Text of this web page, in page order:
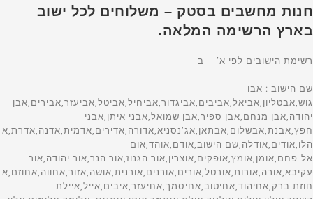
חנות מחשבים בסטק – משלוחים לכל ישוב
בארץ הרשימה המלאה.
רשימת הישובים לפי א’ – ב
שם הישוב : אבו גוש,אבטליון,אביאל,אביבים,אביגדור,אביחיל,אביטל,אביעזר,אבירים,אבן יהודה,אבן מנחם,אבן ספיר,אבן שמואל,אבני איתן,אבני חפץ,אבנת,אבשלום,אבתאן,אג’נסניא,אדורה,אדירים,אדמית,אדנה,אדרת,אהלו,אודים,אודלה,שם הישוב,אודם,אוהד,אום אל-פחם,אומן,אומץ,אופקים,אוצרין,אור הגנוז,אור הנר,אור יהודה,אור עקיבא,אורה,אורות,אורטל,אורים,אורנים,אורנית,אושה,אזור,אחווה,אחוזם,אחוזת ברק,אחיהוד,אחיטוב,אחיסמך,אחיעזר,איבים,אייל,איילת השחר,אילון,אילות,אילניה,אילת,איתמר,איתן,איתנים,,אלומה,אלומות,אלון הגליל,אלון מורה,אלון שבות,אלוני אבא,אלוני הבשן,אלוני יצחק,אלונים,אלי-עד,אלי סיני,אליכין,אליפז,אליפלט,אליקים,אלישיב,אלישמע,אלמגור,אלמוג,אלעד,אלעזר,אלפי מנשה,אלקוש,אלקנה,אמונים,אמירים,אמנון,אמציה,אפיק,אפיקים,אפעל בית אב,אפעל מרכז ס,אפק,אפרתה,ארבל,ארגמן,ארז,ארטאס,אריאל,ארסוף,אשבול,אשבל,אשדוד,אשדות יעקב )איחוד(,אשדות יעקב )מאוחד(,אשחר,אשכולות,אשל הנשיא,אשלים,אשקלון,אשרת,אשתאול,אתגר,אתר מצדה,באקה,באקה אל-גרביה,באקה אל שרק,באר אורה,באר גנים,באר טוביה,באר יעקב,באר מילכה,באר שבע,בארות יצחק,בארותיים,בארי,בדולח,רשימת הישובים לפי א’ – ב’,שם הישוב,בוסתן הגליל,בועיינה-נוגידאת,בוקעאתא,בורגתה,בורהאם,בורין,בורקה,בזאריה,בחן,בטחה,ביאדה,ביוכי,ביצרון,ביר א נצב,ביר מער,ביר נבאלא,בית אורן,בית איבא,בית אכסא,בית אל,שם הישוב,בית אל ב,בית אללו,בית אלעזרי,בית אלפא,בית אמין,בית אריה,בית ברל,,בית גוברין,בית גמליאל,בית גן,בית דגן,בית הגדי,בית הלוי,בית הלל,בית העמק,בית הערבה,בית השיטה,בית זית,בית זרע,בית חורון,בית חירות,בית חלקיה,בית חנן,בית חנניה,בית חשמונאי,בית יהושע,בית יוסף,בית ינאי,בית יצחק-שער חפר,בית לחם הגלילית,בית ליד,שם הישוב,בית מאיר,,בית נחמיה,בית ניר,בית נקופה,בית סירא,בית עובד,בית עוזיאל,בית עזרא,בית עריף,בית צבי,בית קמה,בית קשת,בית רבן,בית רימון,בית שאן,בית שמש,בית שערים,בית שקמה,ביתין,ביתן אהרן,ביתר עילית,בכורה,בלפוריה,בן זכאי,בן עמי,בן שמן )כפר נוער(,שם הישוב,בן שמן )מושב(,בני ברק,בני דקלים,בני דרום,בני דרור,בני יהודה,בני נעים,בני נצרים,בני עטרות,בני עי”ש,בני עצמון,בני ציון,בני ראם,בניה,בנימינה-גבעת עדה,בסמ”ה,בסמת טבעון,בענה,בצרה,בצת,בקוע,בקעות,בר גיורא,בר יוחאי,ברוקין,ברור חיל,ברוש,ברכה,ברכיה,ברעם,ברק,ברקא,ברקאי,ברקין,ברקן,ברקת,בת הדר,בת חן,בת חפר,בת חצור,בת ים,רשימת הישובים לפי א’ – ב’,שם הישוב,בת עין,בת שלמה, תימן,גאולים,גבולות,גבים,גבע,גבע בנימין,גבע כרמל,גבעולים,גבעון החדשה,גבעות בר,שם הישוב,גבעת אבני,גבעת אלה,גבעת ברנר,גבעת השלושה,גבעת זאב,גבעת ח”ן,גבעת חיים )איחוד(,גבעת חיים )מאוחד(,גבעת יואב,גבעת יערים,גבעת ישעיהו,גבעת כ”ח,גבעת ניל”י,גבעת עדה,גבעת עוז,גבעת שמואל,גבעת שמש,גבעת שפירא,גבעתי,גבעתיים,גברעם,גבת,גדות,גדיד,גדיש,גדעונה,גדרה,גולס,גונן,גורן,גורנות הגליל,גזית,גזר,גיאה,גיבתון,גיזו,גילון,גילת,גינוסר,גיניגר,גינתון,גיתה,גיתית,גלאון,שם הישוב,גלגוליה,גלגל,גליל ים,גלעד )אבן יצחק(,גמזו,גן אור,גן הדרום,גן השומרון,גן חיים,גן יאשיה,גן יבנה,גן נר,גן שורק,גן שלמה,גן שמואל,גנאביב )שבט(,גנות,גנות הדר,גני הדר,גני טל,גני טל *,גני יהודה,גני יוחנן,גני מודיעין,גני עם,גני תקווה,גנים,גסר א-זרקא,געש,געתון,גפן,גוש חלב(,גשור,גשר,גשר הזיו,גת,גת )קיבוץ(,גת בגליל,גת רימון,דאלית אל-כרמל,דבורה,שם הישוב,דבוריה,דבירה,דברת,דגניה א,דגניה ב,דוגית,דולב,דורות,דימונה,רשימת הישובים לפי א’ – ב’,שםהישוב,דישון,דליה,דלתון,דן,דנאבה,דפנה,דקל, האון,הבונים,הגושרים,הדר עם,הוד השרון,הודיה,הודיות,הושעיה,הזורע,הזורעים,החותרים,היוגב,הילה,המעפיל,הסוללים,העוגן,הר אדר,הר גילה,הר עמשא,הראל,הרדוף,הרצליה,הררית, ורד יריחו,,זיקים,זיתן,זכרון יעקב,זכריה,זלפה,זמר,זמרת,זנוח,זרועה,זרזיר,זרחיה,חבצלת השרון,חבר,חברון,חגה,חגור,חגי,חגילה,חגלה,חד-נס,,חדרה,חולדה,חולון,חולית,חולתה,חומש,חוסן,חופית,חוקוק,חורפיש,חורשים,חות שלם,חזון,חיבת ציון,חיננית,חיפה,חירות,חלוץ,חלחול,חלמיש,שם הישוב,חלף,חלץ,חלת אל פולה,חמד,חמדיה,חמדת,חמרה,חניאל,חניתה,חנתון,חסכה,חספין,חפץ חיים,חפצי-בה,חצב,חצבה,חצור-אשדוד,חצור הגלילית,חצר בארותיים,חצרות חולדה,חצרות חפר,חצרות יסף,חצרות כ”ח,חצרים,חרוצים,חריש -קציר,חרמש,חרסה,חרשים,חשמונאים,טבעון,טבריה,טובא-זנגריה,טייבה )בעמק(,טירה,טירת יהודה,טירת כרמל,טירת צבי,טל-אל,טל שחר,טלוזה,טללים,טלמון,טמון,טמרה,טמרה )יזרעאל(,טנא,טפחות,יאנוח,יאנוח-גת,יבול,יבנאל,יבנה,יברוד,יגור,יגל,יד בנימין,יד השמונה,יד חנה,יד מרדכי,יד נתן,יד רמב”ם,ידידה,יהוד-מונוסון,יהל,יובל,יובלים,יודפת,יונתן,יושיביה,יזרעאל,יזרעם,יחיעם,יטבתה,ייט”ב,יכיני,ינון,יסוד המעלה,יסודות,יסעור,יעד,יעל,יעף,יערה,יפית,יפעת,יפתח,יצהר,יציץ,יקום,יקיר,שם הישוב,יקנעם )מושבה(,יקנעם עילית,יראון,ירדנה,ירוחם,ירושלים,ירחיב,ירכא,ירקונה,ישע,ישעי,ישרש,יתד,יתיר,כברי,כדורי,כדים,כדיתה,כובר,כוכב השחר,כוכב יאיר,כוכב יעקב,כוכב מיכאל,כור,כורזים,כיסופים,כישור,כליל,כלנית,כמהין,כמון,כנות,כנף,כנרת )מושבה(,כנרת )קבוצה(,כסיפה,כסלון,רשימת הישובים לפי א’ – ב’,שם הישוב,,כפיר,כפר אביב,כפר אדומים,כפר אוריה,כפר אזר,כפר אחים,כפר ביאליק,כפר ביל”ו,כפר בלום,כפר בן נון,כפר ברוך,כפר גדעון,כפר גלים,כפר גליקסון,כפר גלעדי,כפר דניאל,כפר דרום,כפר האורנים,כפר החורש,כפר המכבי,כפר הנגיד,כפר הנוער הדתי,כפר הנשיא,כפר הס,כפר הרא”ה,כפר הרי”ף,כפר ויתקין,כפר ורבורג,כפר ורדים,כפר זוהרים,כפר זיתים,כפר חב”ד,כפר חושן,כפר חיטים,שם הישוב,כפר חיים,כפר חנניה,כפר חסידים א,כפר חסידים ב,כפר חרוב,כפר טרומן,כפר יאסיף,כפר ידידיה,כפר יהושע,כפר יונה,כפר יחזקאל,כפר יעבץ,כפר כנא,כפר מונש,כפר מימון,כפר מל”ל,כפר מנדא,כפר מנחם,כפר מסריק,כפר מצר,כפר מרדכי,כפר נטר,כפר נעמה,כפר סאלד,כפר סבא,כפר סילבר,כפר סירקין,כפר עזה,כפר עין,כפר עציון,כפר פינס,כפר צור,כפר קאסם,כפר קדום,כפר קוד,כפר קיש,כפר קליל,כפר קרע,שם הישוב,כפר ראש הנקרה,כפר רוזנואלד )זרעית(,כפר רופין,כפר רות,כפר שמאי,כפר שמואל,כפר שמריהו,כפר תבור,כפר תפוח,כרזה,כרי דשא,כרכום,כרם בן זמרה,כרם בן שמן,כרם יבנה )ישיבה(,כרם מהר”ל,כרם שלום,כרמי יוסף,כרמי צור,כרמיאל,כרמיה,כרמים,כרמל,לבון,לביא,לבן,לבנים,להב,להבות הבשן,להבות חביבה,להבים,לוד,לוזית,לוחמי הגיטאות,לוטם,לוטן,לימן,לכיש,לפיד,לפידות,שם הישוב,לקיה,מאור,מאיר שפיה,מבוא ביתר,מבוא דותן,מבוא חורון,מבוא חמה,מבוא מודיעים,מבואות ים,מבועים,מבטחים,מבקיעים,מבשרת ציון,,מגדים,מגדל,מגדל העמק,מגדל עוז,מגדל שמס,מגדלים,מגידו,מגל,מגן,מגן שאול,מגשימים,מדרך עוז,מדרשת בן גוריון,מדרשת רופין,מודיעין-מכבים-רעות,מודיעין עילית,מולדה,מולדת,מוצא עילית,מוצא תחתית,מוצמוץ,רשימת הישובים לפי א’ – ב’,שם הישוב,מורג,מורן,מורשת,מושב אליאב,מזור,מזכרת בתיה,מזרע,מזרעה,מחולה,מחנה גבעת ח,מחנה הילה,מחנה טלי,מחנה יבור,מחנה יהודית,מחנה יוכבד,מחנה יפה,מחנה יתיר,מחנה מרים,מחנה עדי,מחנה תל נוף,מחניים,מחסיה,מחשיב,מטולה,מטע,מי עמי,מיטב,מייסר,מיצר,מירב,מירון,מישר,מיתלה,מיתלון,מיתר,מכבים,מכורה,שם הישוב,מכחול,מכמורת,מכמנים,מלכיה,מלכישוע,מנוחה,מנוף,מנות,מנחמיה,מנרה,מנשית זבדה,מסד,מסדה,מסחה,מסילות,מסילת ציון,מסלול,מסליה,מסעדה, מעברות,מעגלים,מעגן,מעגן מיכאל,מעוז חיים,מעון,מעונה,מעוף,מעין ברוך,מעין צבי,מעלה אדומים,מעלה אפרים,מעלה גלבוע,מעלה גמלא,מעלה החמישה,מעלה לבונה,מעלה מכמש,מעלה עירון,מעלה עמוס,שם הישוב,מעלה שומרון,מעלות-תרשיחא,מענית,מעש,מפלסים,מצדות יהודה,מצובה,מצליח,מצפה,מצפה אבי”ב,מצפה אילן,מצפה יריחו,מצפה נטופה,מצפה רמון,מצפה שלם,מצפק,מצר,מקווה ישראל,מרגליות,מרדה,מרום גולן,מרחב עם,מרחביה )מושב(,מרחביה )קיבוץ(,מרכה,מרכז שפירא,משאבי שדה,משגב דב,משגב עם,משהד,משואה,משואות יצחק,משכיות,משמר איילון,משמר דוד,משמר הירדן,שם הישוב,משמר הנגב,משמר העמק,משמר השבעה,משמר השרון,משמרות,משמרת,משען,מתן,מתת,מתתיהו,נאות גולן,נאות הכיכר,נאות מרדכי,נאות סמדרנבטים,נביעות,נגבה,נגוהות,נגילה,נהורה,נהלל,נהריה,נוב,נוגה,נוה,נוה אפרים,נוה דקלים,נווה אבות,נווה אור,נווה אטי”ב,נווה אילן,נווה איתן,נווה דניאל,נווה זוהר,נווה זיו,נווה חריף,נווה ים,רשימת הישובים לפי א’ – ב’,שם הישוב,נווה ימין,נווה ירק,נווה מבטח,נווה מיכאל,נווה שלום,נועם,נוף איילון,נופים,נופית,נופך,נוקדים,נורדיה,נורית,נחושה,נחל אדורה,נחל אלישע,נחל אמתי,נחל בתרונות,נחל גבעות,נחל גנת,נחל יעלון,נחל מול נבו,נחל מרוה,נחל נחושתן,נחל נמרוד,נחל נצרים,נחל עוז,נחל עירית,נחל צורף,נחל צרי,נחל שיאון,נחל,נחלה,נחליאל,נחלים,נחלת יהודה,שם הישוב,נחם,נחף,נחשולים,נחשון,נחשונים,נטועה,נטור,נטעים,נטף,ניין,ניל”י,ניסנית,ניצן,ניצן ב,ניצנה )קהילת חינוך(,ניצני סיני,ניצני עוז,ניצנים,ניר אליהו,ניר בנים,ניר גלים,ניר דוד )תל עמל(,ניר ח”ן,ניר יפה,ניר יצחק,ניר ישראל,ניר משה,ניר עוז,ניר עם,ניר עציון,ניר עקיבא,ניר צבי,נירים,נירית,נירן,נמל תעופה בן גוריון,נס הרים,נס עמים,נס ציונה,נעורים,נעלה,נעמ”ה,נען,,שם הישוב,נצר חזני,נצר חזני *,נצר סרני,נצרת,נצרת עילית,נשר,נתיב הגדוד,נתיב הל”ה,נתיב העשרה,נתיב השיירה,נתיבות,נתניה,סבסטיה,סגולה,סדום,סולם,סוסיה,סחנין,סלעית,סלפית,סמר,שם הישוב,סעד,סער,ספיר,סתריה,עדי,עדנים,עולש,עומר,עופר,עופרה,עופרים,עוצם,עזריאל,עזריה,עזריקם,רשימת הישובים לפי א’ – ב’,שם הישוב,עטרת,עידן,עיזריה,עיילבון,עיינות,עילוט,עין גב,עין גדי,עין דור,עין הבשור,עין הוד,עין החורש,עין המפרץ,עין הנצי”ב,עין העמק,עין השופט,עין השלושה,עין ורד,עין זיוון,עין חוד,עין חצבה,עין חרוד )איחוד(,עין חרוד )מאוחד(,עין יהב,עין יעקב,עין כרם-בי”ס חקלאי,עין כרמל,עין מאהל,עין נקובא,עין עירון,שם הישוב,עין צורים,עין שמר,עין שריד,עין תמר,עינת,עיר אובות,עכו,עלומים,עלי,עלי זהב,עלמה,עלמון,עמוקה,עמור,עמוריה,עמינדב,עמיעד,עמיעוז,עמיקם,עמיר,עמנואל,עמק חפר,עספיא,עפולה,עץ אפרים,עצמון שגב,עקבת גבר,שם הישוב,עראבה, נעים,ערד,ערוגות,ערערה,ערערה-בנגב,עשרת,עתלית,עתניאל,פארן,פאת שדה,פדואל,פדויים,פדיה,פוריה – כפר עבודה,פוריה – נווה עובד,פוריה עילית,פוריידיס,פורת,פטיש,פלך,פלמחים,פני חבר,פסגות,פסוטה,פעמי תש”ז,פצאל,פקועה,פקיעין )(,שם הישוב,פקיעין חדשה,פרדס חנה-כרכור,פרדסיה,פרוד,פרוש בית דג,פרזון,פרחה,פרי גן,פתח תקווה,פתחיה,צאלים,צביה,צובה,צוחר,צופיה,צופים,צופית,צופר,צוקי ים,צוקים,צור הדסה,צור יגאל,צור יצחק,צור משה,צור נתן,צוריאל,צוריף,צורית,צורן,צידא,ציפורי,ציר,צלפון,צפריה,צפרירים,צפת,צרה,צרופה,רשימת הישובים לפי א’ – ב’,שם הישוב,צרעה, עמיר,קדומים,קדימה-צורן,קדמה,קדמת צבי,קדר,קדרון,קדרים,קוממיות,קוצין,קורנית,קטורה,קטיף,קיסריה,קלחים,קליה,קלע,קפין,קציר,קצרין,קריות,קרית אונו,שם הישוב,קרית ארבע,קרית אתא,קרית ביאליק,קרית גת,קרית חיים,קרית טבעון,קרית ים,קרית יערים,קרית יערים)מוסד(,קרית מוצקין,קרית מלאכי,קרית נטפים,קרית ענבים,קרית עקרון,קרית שלמה,קרית שמונה,קרני שומרון,קשת,ראש העין,ראש פינה,ראש צורים,ראשון לציון,רבבה,רבדים,רביבים,רביד,רבעה כולל ב,רגבה,רגבים,רהט,שם הישוב,רווחה,רוויה,רוח מדבר,רוחמה,רועי,רותם,רחוב,רחובות,ריחן,רימונים,רכסים,רם-און,רמון,רמות,רמות השבים,רמות מאיר,רמות מנשה,רמות נפתלי,רמלה,רמת אפעל,רמת גן,רמת דוד,רמת הכובש,רמת השופט,רמת השרון,רמת חובב,רמת יוחנן,רמת ישי,רמת מגשימים,רמת פנקס,רמת צבי,רמת רזיאל,רמת רחל,שם הישוב,רעים,רעננה,רפידיה,רקפת,רשפון,רשפים,רתמים,שאר ישוב,שבי ציון,שבי שומרון,שבע בארות,שגב-שלום,שדה אילן,שדה אליהו,שדה אליעזר,שדה בוקר,שדה דוד,שדה ורבורג,שדה יואב,שדה יעקב,שדה יצחק,שדה משה,שדה נחום,שדה נחמיה,שדה ניצן,שדה עוזיהו,שדה צבי,שדות ים,שדות מיכה,שדי אברהם,שדי חמד,שדי תרומות,שדמה,שדמות דבורה,שדמות מחולה,שדרות,רשימת הי